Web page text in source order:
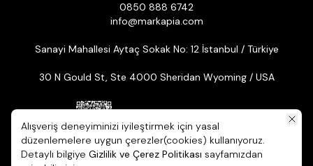
Alışveriş deneyiminizi iyileştirmek için yasal
düzenlemelere uygun çerezler(cookies) kullanıyoruz.
Detaylı bilgiye Gizlilik ve Çerez Politikası sayfamızdan
0850 888 6742
info@markapia.com
Sanayi Mahallesi Aytaç Sokak No: 12 İstanbul / Türkiye
30 N Gould St, Ste 4000 Sheridan Wyoming / USA